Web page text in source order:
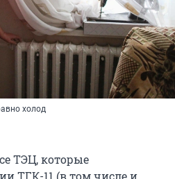
холод
ТЭЦ, которые